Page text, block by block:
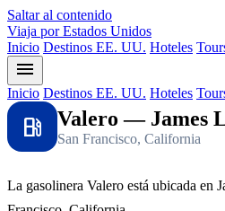
Saltar al contenido
Viaja por Estados Unidos
Inicio Destinos EE. UU. Hoteles
menu
Inicio Destinos EE. UU. Hoteles
local_gas_station Valero — James
San Francisco, California
La gasolinera Valero está ubicada en